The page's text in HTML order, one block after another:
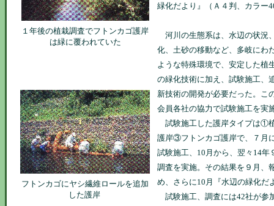
緑化だより』（Ａ４判、カラー
河川の生態系は、水辺の状況
化、土砂の移動など、多岐にわ
ような特殊環境で、安定した植
の緑化技術に加え、試験施工、
新技術の開発が必要だった。こ
会員各社の協力で試験施工を実
試験施工した護岸タイプは①
護岸③フトンカゴ護岸で、７月
試験施工、10月から、翌々14年
調査を実施。その結果を９月、
め、さらに10月『水辺の緑化だ
試験施工、調査には42社が参
１年後の植栽調査でフトンカゴ護岸
は緑に覆われていた
フトンカゴにヤシ繊維ロールを追加
した護岸